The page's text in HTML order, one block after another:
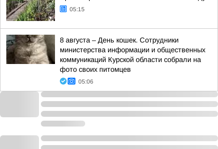
05:15
8 августа – День кошек. Сотрудники
министерства информации и общественных
коммуникаций Курской области собрали на
фото своих питомцев
05:06